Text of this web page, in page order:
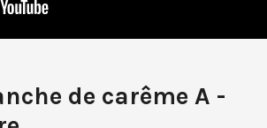
de carême A -